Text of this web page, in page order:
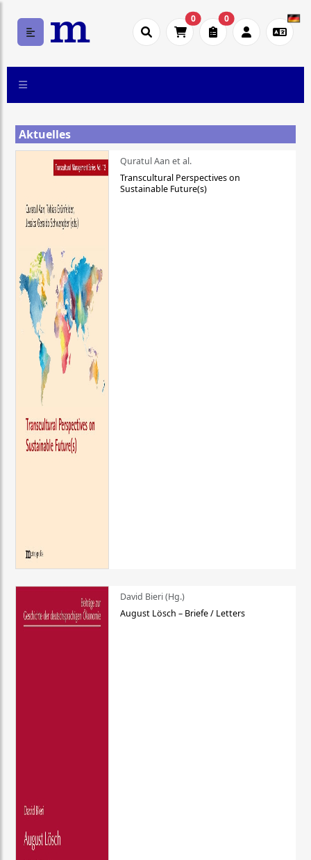
0 0
Aktuelles
Quratul Aan et al.
Transcultural Perspectives on
Sustainable Future(s)
David Bieri (Hg.)
August Lösch – Briefe / Letters